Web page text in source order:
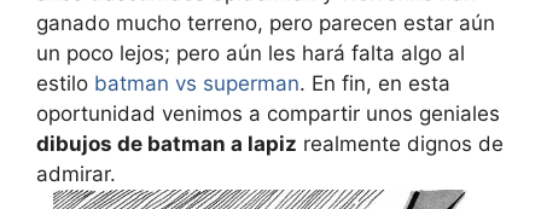
ganado mucho terreno, pero parecen estar aún
un poco lejos; pero aún les hará falta algo al
estilo batman vs superman. En fin, en esta
oportunidad venimos a compartir unos geniales
dibujos de batman a lapiz realmente dignos de
admirar.